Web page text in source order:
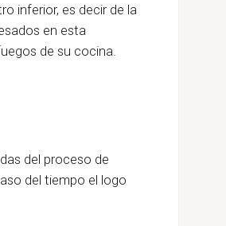
inferior, es decir de la
en esta
de su cocina.
del proceso de
del tiempo el logo